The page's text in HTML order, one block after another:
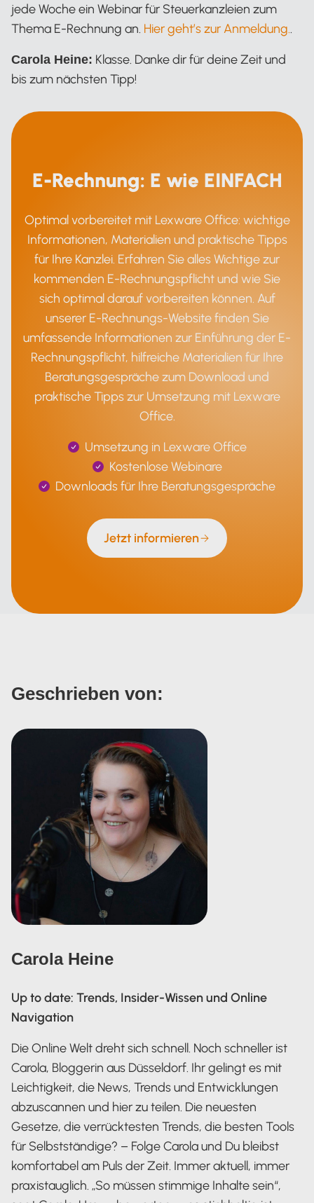
jede Woche ein Webinar für Steuerkanzleien zum
Thema E-Rechnung an. Hier geht’s zur Anmeldung..
Carola Heine: Klasse. Danke dir für deine Zeit und
bis zum nächsten Tipp!
E-Rechnung: E wie EINFACH
Optimal vorbereitet mit Lexware Office: wichtige
Informationen, Materialien und praktische Tipps
für Ihre Kanzlei. Erfahren Sie alles Wichtige zur
kommenden E-Rechnungspflicht und wie Sie
sich optimal darauf vorbereiten können. Auf
unserer E-Rechnungs-Website finden Sie
umfassende Informationen zur Einführung der E-
Rechnungspflicht, hilfreiche Materialien für Ihre
Beratungsgespräche zum Download und
praktische Tipps zur Umsetzung mit Lexware
Office.
Umsetzung in Lexware Office
Kostenlose Webinare
Downloads für Ihre Beratungsgespräche
Jetzt informieren
Geschrieben von:
Carola Heine
Up to date: Trends, Insider-Wissen und Online
Navigation
Die Online Welt dreht sich schnell. Noch schneller ist
Carola, Bloggerin aus Düsseldorf. Ihr gelingt es mit
Leichtigkeit, die News, Trends und Entwicklungen
abzuscannen und hier zu teilen. Die neuesten
Gesetze, die verrücktesten Trends, die besten Tools
für Selbstständige? – Folge Carola und Du bleibst
komfortabel am Puls der Zeit. Immer aktuell, immer
praxistauglich. „So müssen stimmige Inhalte sein“,